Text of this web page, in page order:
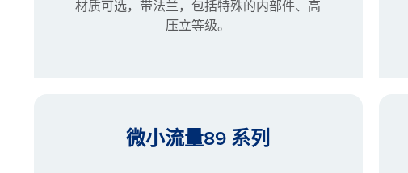
材质可选，带法兰，包括特殊的内部件、高
压立等级。
微小流量89 系列